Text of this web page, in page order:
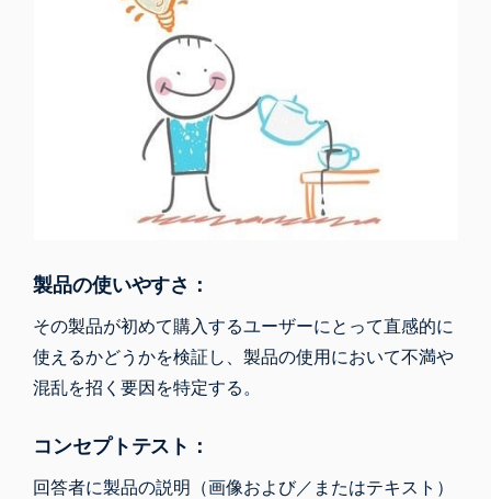
製品の使いやすさ：
その製品が初めて購入するユーザーにとって直感的に
使えるかどうかを検証し、製品の使用において不満や
混乱を招く要因を特定する。
コンセプトテスト：
回答者に製品の説明（画像および／またはテキスト）